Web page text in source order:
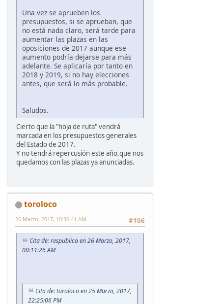
Una vez se aprueben los
presupuestos, si se aprueban, que
no está nada claro, será tarde para
aumentar las plazas en las
oposiciones de 2017 aunque ese
aumento podría dejarse para más
adelante. Se aplicaría por tanto en
2018 y 2019, si no hay elecciones
antes, que será lo más probable.
Saludos.
Cierto que la "hoja de ruta" vendrá
marcada en los presupuestos generales
del Estado de 2017.
Y no tendrá repercusión este año,que nos
quedamos con las plazas ya anunciadas.
toroloco
#106
26 Marzo, 2017, 10:36:41 AM
Cita de: respublica en 26 Marzo, 2017,
00:11:26 AM
Cita de: toroloco en 25 Marzo, 2017,
22:25:06 PM